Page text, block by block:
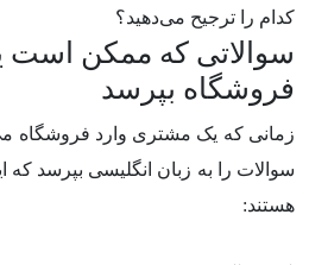
کدام را ترجیح می‌دهید؟
سوالاتی که ممکن است
فروشگاه بپرسد
زمانی که یک مشتری وارد فروشگاه
سوالات را به زبان انگلیسی بپرسد که
هستند: